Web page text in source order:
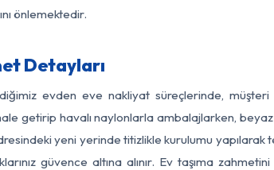
önlemektedir.
Detayları
evden eve nakliyat süreçlerinde,
getirip havalı naylonlarla ambalajlarken, beyaz
yeni yerinde titizlikle kurulumu yapılarak
güvence altına alınır. Ev taşıma